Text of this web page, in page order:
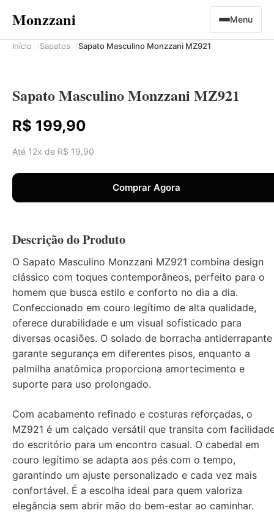
Monzzani Menu
Início Sapatos Sapato Masculino Monzzani MZ921
Sapato Masculino Monzzani MZ921
R$ 199,90
Até 12x de R$ 19,90
Comprar Agora
Descrição do Produto
O Sapato Masculino Monzzani MZ921 combina design
clássico com toques contemporâneos, perfeito para o
homem que busca estilo e conforto no dia a dia.
Confeccionado em couro legítimo de alta qualidade,
oferece durabilidade e um visual sofisticado para
diversas ocasiões. O solado de borracha antiderrapante
garante segurança em diferentes pisos, enquanto a
palmilha anatômica proporciona amortecimento e
suporte para uso prolongado.
Com acabamento refinado e costuras reforçadas, o
MZ921 é um calçado versátil que transita com
do escritório para um encontro casual. O cabedal em
couro legítimo se adapta aos pés com o tempo,
garantindo um ajuste personalizado e cada vez mais
confortável. É a escolha ideal para quem valoriza
elegância sem abrir mão do bem-estar ao caminhar.